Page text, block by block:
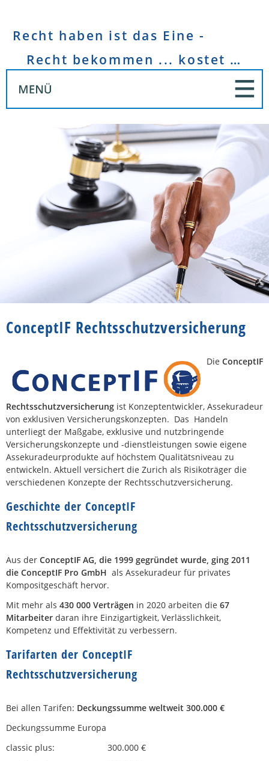
Recht haben ist das Eine -
Recht bekommen ... kostet Geld!
ConceptIF Rechtsschutzversicherung
Die ConceptIF
Rechtsschutzversicherung ist Konzeptentwickler, Assekuradeur
von exklusiven Versicherungskonzepten. Das Handeln
unterliegt der Maßgabe, exklusive und nutzbringende
Versicherungskonzepte und -dienstleistungen sowie eigene
Assekuradeurprodukte auf höchstem Qualitätsniveau zu
entwickeln. Aktuell versichert die Zurich als Risikoträger die
verschiedenen Konzepte der Rechtsschutzversicherung.
Geschichte der ConceptIF
Rechtsschutzversicherung
Aus der ConceptIF AG, die 1999 gegründet wurde, ging 2011
die ConceptIF Pro GmbH als Assekuradeur für privates
Kompositgeschäft hervor.
Mit mehr als 430 000 Verträgen in 2020 arbeiten die 67
Mitarbeiter daran ihre Einzigartigkeit, Verlässlichkeit,
Kompetenz und Effektivität zu verbessern.
Tarifarten der ConceptIF
Rechtsschutzversicherung
Bei allen Tarifen: Deckungssumme weltweit 300.000 €
Deckungssumme Europa
classic plus: 300.000 €